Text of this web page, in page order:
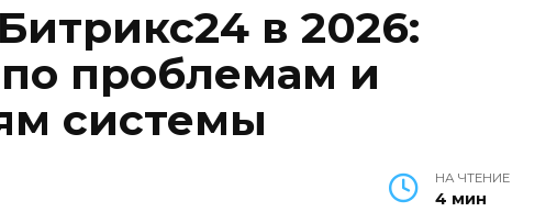
в 2026:
проблемам и
системы
НА ЧТЕНИЕ
4 мин